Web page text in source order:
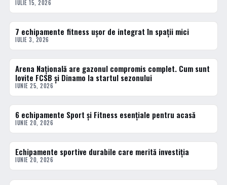
IULIE 15, 2026
ACTUALE
7 echipamente fitness ușor de integrat în spații mici
IULIE 3, 2026
ACTUALE
Arena Națională are gazonul compromis complet. Cum sunt
lovite FCSB și Dinamo la startul sezonului
IUNIE 25, 2026
ACTUALE
6 echipamente Sport și Fitness esențiale pentru acasă
IUNIE 20, 2026
ACTUALE
Echipamente sportive durabile care merită investiția
IUNIE 20, 2026